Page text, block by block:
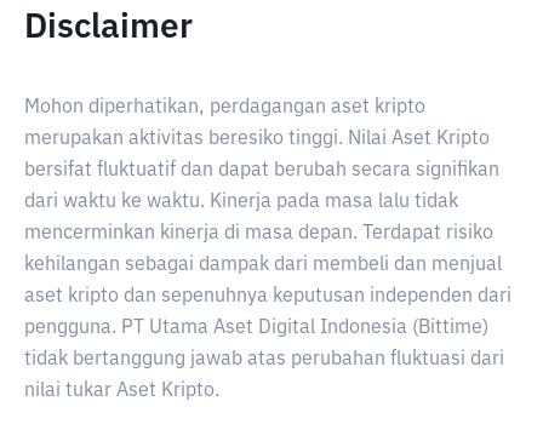
Disclaimer
Mohon diperhatikan, perdagangan aset kripto
merupakan aktivitas beresiko tinggi. Nilai Aset Kripto
bersifat fluktuatif dan dapat berubah secara signifikan
dari waktu ke waktu. Kinerja pada masa lalu tidak
mencerminkan kinerja di masa depan. Terdapat risiko
kehilangan sebagai dampak dari membeli dan menjual
aset kripto dan sepenuhnya keputusan independen dari
pengguna. PT Utama Aset Digital Indonesia (Bittime)
tidak bertanggung jawab atas perubahan fluktuasi dari
nilai tukar Aset Kripto.